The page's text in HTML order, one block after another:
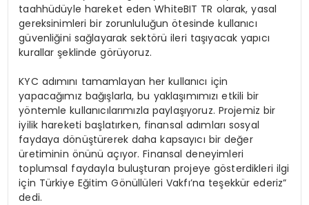
taahhüdüyle hareket eden WhiteBIT TR olarak, yasal
gereksinimleri bir zorunluluğun ötesinde kullanıcı
güvenliğini sağlayarak sektörü ileri taşıyacak yapıcı
kurallar şeklinde görüyoruz.
KYC adımını tamamlayan her kullanıcı için
yapacağımız bağışlarla, bu yaklaşımımızı etkili bir
yöntemle kullanıcılarımızla paylaşıyoruz. Projemiz bir
iyilik hareketi başlatırken, finansal adımları sosyal
faydaya dönüştürerek daha kapsayıcı bir değer
üretiminin önünü açıyor. Finansal deneyimleri
toplumsal faydayla buluşturan projeye gösterdikleri ilgi
için Türkiye Eğitim Gönüllüleri Vakfı’na teşekkür ederiz”
dedi.